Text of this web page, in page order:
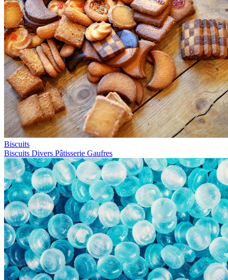
Biscuits
Biscuits Divers Pâtisserie Gaufres